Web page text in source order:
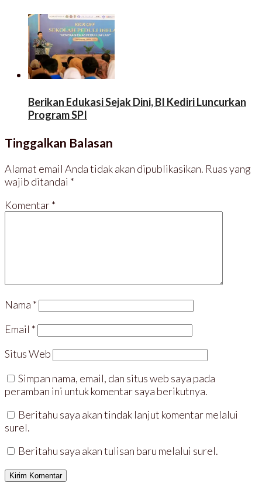
Berikan Edukasi Sejak Dini, BI Kediri Luncurkan
Program SPI
Tinggalkan Balasan
Alamat email Anda tidak akan dipublikasikan. Ruas yang
wajib ditandai *
Komentar*
Nama *
Email *
Situs Web
Simpan nama, email, dan situs web saya pada
peramban ini untuk komentar saya berikutnya.
Beritahu saya akan tindak lanjut komentar melalui
surel.
Beritahu saya akan tulisan baru melalui surel.